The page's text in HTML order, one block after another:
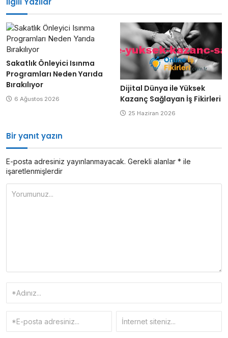
Sakatlık Önleyici Isınma
Programları Neden Yarıda
Bırakılıyor
6 Ağustos 2026
Dijital Dünya ile Yüksek
Kazanç Sağlayan İş Fikirleri
25 Haziran 2026
Bir yanıt yazın
E-posta adresiniz yayınlanmayacak. Gerekli alanlar * ile
işaretlenmişlerdir